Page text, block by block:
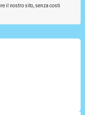
il nostro sito, senza costi